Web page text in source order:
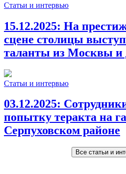
Статьи и интервью
15.12.2025: На
сцене столицы
таланты из Москвы
Статьи и интервью
03.12.2025:
попытку теракта на
Серпуховском районе
Все статьи и